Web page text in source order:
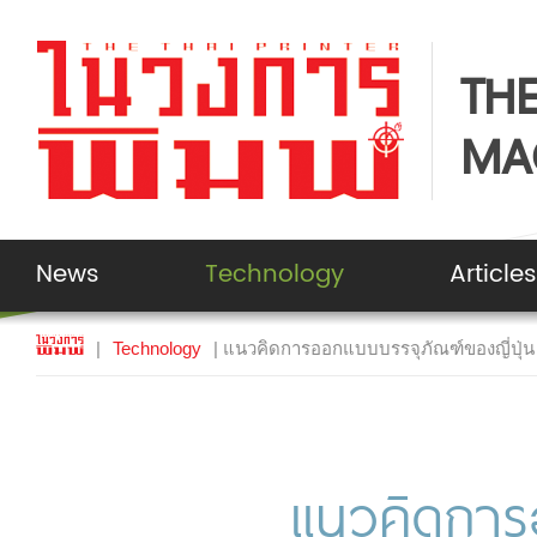
News Technology Articles
Technology | แนวคิดการออกแบบบรรจุภัณฑ์ของญี่ปุ่น
แนวคิดก